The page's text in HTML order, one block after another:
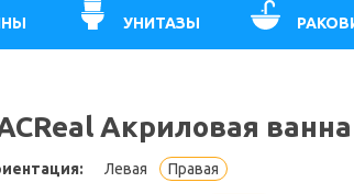
УНИТАЗЫ
Акриловая
Левая Правая